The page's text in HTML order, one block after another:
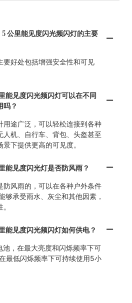
5 公里能见度闪光频闪灯的主要
要好处包括增强安全性和可见
能见度闪光频闪灯可以在不同
吗？
用途广泛，可以轻松连接到各种
人机、自行车、背包、头盔甚至
下提供更高的可见度。
能见度闪光灯是否防风雨？
防风雨的，可以在各种户外条件
够承受雨水、灰尘和其他因素，
能见度闪光频闪灯如何供电？
，在最大亮度和闪烁频率下可
最低闪烁频率下可持续使用5小